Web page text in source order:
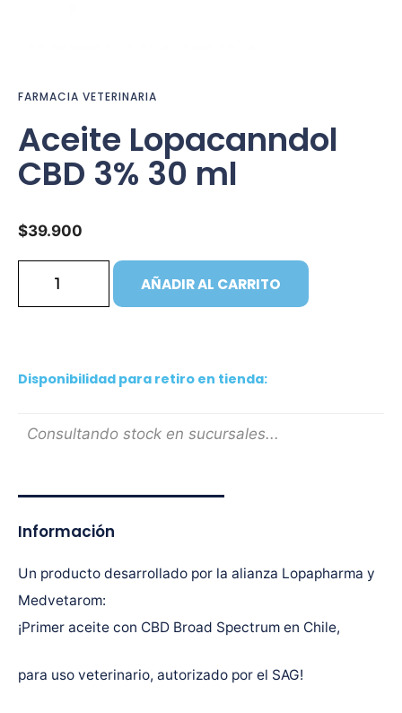
FARMACIA VETERINARIA
Aceite Lopacanndol
CBD 3% 30 ml
$39.900
AÑADIR AL CARRITO
Disponibilidad para retiro en tienda:
Consultando stock en sucursales...
Información
Un producto desarrollado por la alianza Lopapharma y
Medvetarom:
¡Primer aceite con CBD Broad Spectrum en Chile,
para uso veterinario, autorizado por el SAG!